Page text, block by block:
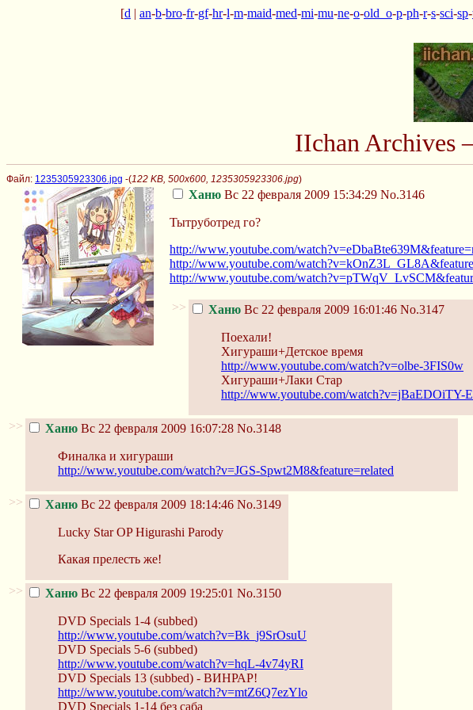
[d | an-b-bro-fr-gf-hr-l-m-maid-med-mi-mu-ne-o-old_o-p-ph-r-s-sci-sp-
IIchan Archives
Файл: 1235305923306.jpg -(122 KB, 500x600, 1235305923306.jpg)
Ханю Вс 22 февраля 2009 15:34:29 No.3146
Тытруботред го?
http://www.youtube.com/
http://www.youtube.com/
http://www.youtube.com/
>> Ханю Вс 22 февраля 2009 16:01:46 No.3147
Поехали!
Хигураши+Детское время
http://www.youtube.com/watch?v=olbe-3FIS0w
Хигураши+Лаки Стар
http://www.youtube.com/watch?v=jBaEDOiTY-
>> Ханю Вс 22 февраля 2009 16:07:28 No.3148
Финалка и хигураши
http://www.youtube.com/watch?v=JGS-Spwt2M8&feature=related
>> Ханю Вс 22 февраля 2009 18:14:46 No.3149
Lucky Star OP Higurashi Parody
Какая прелесть же!
>> Ханю Вс 22 февраля 2009 19:25:01 No.3150
DVD Specials 1-4 (subbed)
http://www.youtube.com/watch?v=Bk_j9SrOsuU
DVD Specials 5-6 (subbed)
http://www.youtube.com/watch?v=hqL-4v74yRI
DVD Specials 13 (subbed) - ВИНРАР!
http://www.youtube.com/watch?v=mtZ6Q7ezYlo
DVD Specials 1-14 без саба